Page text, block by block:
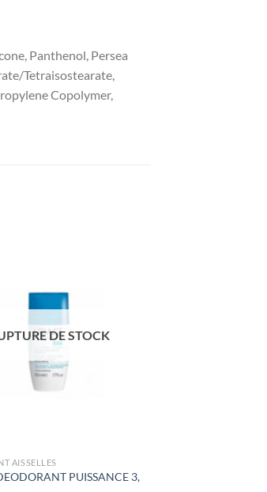
Panthenol, Persea
Tetraisostearate,
Copolymer,
DE STOCK
AISSELLES
PUISSANCE 3,